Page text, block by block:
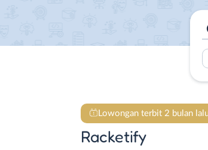
Lowongan terbit 2 bulan
Racketify